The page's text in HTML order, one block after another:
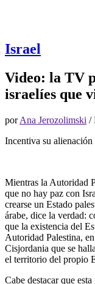
Israel
Video: la TV
israelíes que
porAna Jerozolimski /
Incentiva su alienación
Mientras la Autoridad
que no hay paz con
crearse un Estado
árabe, dice la verdad:
que la existencia del
Autoridad Palestina,
Cisjordania que se
el territorio del propio
Cabe destacar que